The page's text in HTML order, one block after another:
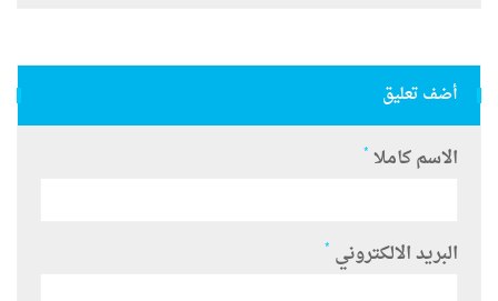
أضف تعليق
الاسم كاملا *
البريد الالكتروني *